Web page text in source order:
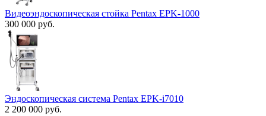
Видеоэндоскопическая стойка Pentax EPK-1000
300 000 руб.
Эндоскопическая система Pentax EPK-i7010
2 200 000 руб.